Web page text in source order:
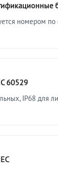
номером по
60529
IP68 для